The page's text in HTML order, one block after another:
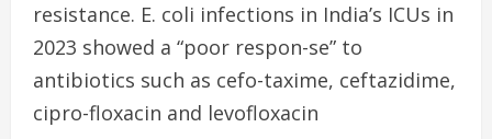
resistance. E. coli infections in India’s ICUs in
2023 showed a “poor respon-se” to
antibiotics such as cefo-taxime, ceftazidime,
cipro-floxacin and levofloxacin